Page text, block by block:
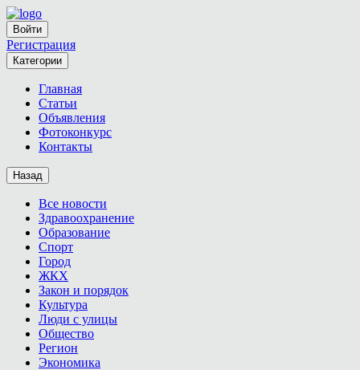
Войти
Регистрация
Категории
Главная
Статьи
Объявления
Фотоконкурс
Контакты
Назад
Все новости
Здравоохранение
Образование
Спорт
Город
ЖКХ
Закон и порядок
Культура
Люди с улицы
Общество
Регион
Экономика